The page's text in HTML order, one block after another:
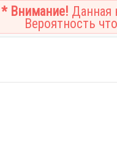
* Внимание! Данная
Вероятность